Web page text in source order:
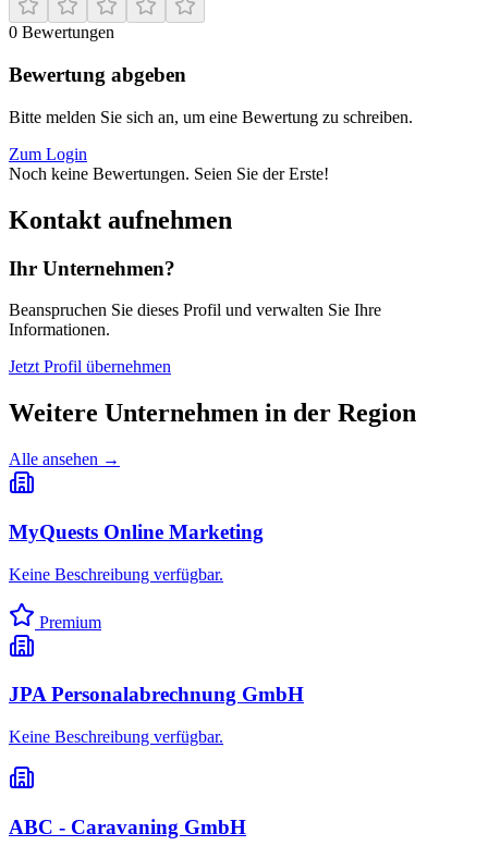
0 Bewertungen
Bewertung abgeben
Bitte melden Sie sich an, um eine Bewertung zu schreiben.
Zum Login
Noch keine Bewertungen. Seien Sie der Erste!
Kontakt aufnehmen
Ihr Unternehmen?
Beanspruchen Sie dieses Profil und verwalten Sie Ihre
Informationen.
Jetzt Profil übernehmen
Weitere Unternehmen in der Region
Alle ansehen →
MyQuests Online Marketing
Keine Beschreibung verfügbar.
Premium
JPA Personalabrechnung GmbH
Keine Beschreibung verfügbar.
ABC - Caravaning GmbH